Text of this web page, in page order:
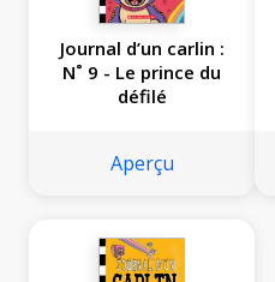
Journal d’un carlin :
N˚ 9 - Le prince du
défilé
Aperçu